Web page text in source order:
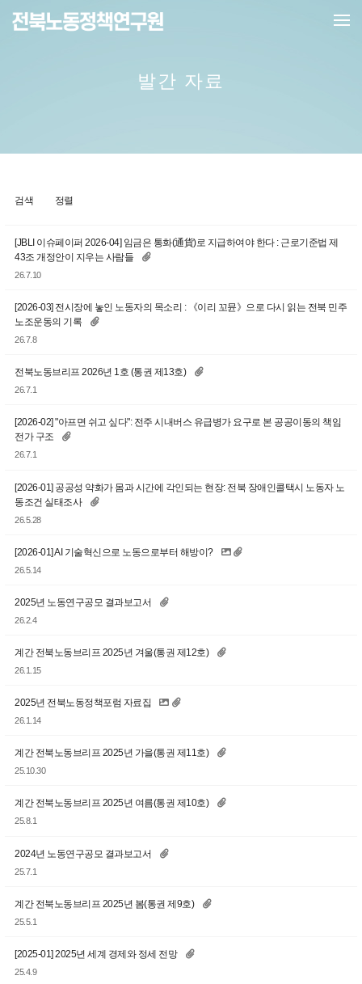
메뉴 건너뛰기
발간 자료
검색 정렬
[JBLI 이슈페이퍼 2026-04] 임금은 통화(通貨)로 지급하여야 한다 : 근로기준법 제
43조 개정안이 지우는 사람들
26.7.10
[2026-03] 전시장에 놓인 노동자의 목소리 : 《이리 꼬뮨》으로 다시 읽는 전북 민주
노조운동의 기록
26.7.8
전북노동브리프 2026년 1호 (통권 제13호)
26.7.1
[2026-02] "아프면 쉬고 싶다": 전주 시내버스 유급병가 요구로 본 공공이동의 책임
전가 구조
26.7.1
[2026-01] 공공성 약화가 몸과 시간에 각인되는 현장: 전북 장애인콜택시 노동자 노
동조건 실태조사
26.5.28
[2026-01] AI 기술혁신으로 노동으로부터 해방이?
26.5.14
2025년 노동연구공모 결과보고서
26.2.4
계간 전북노동브리프 2025년 겨울(통권 제12호)
26.1.15
2025년 전북노동정책포럼 자료집
26.1.14
계간 전북노동브리프 2025년 가을(통권 제11호)
25.10.30
계간 전북노동브리프 2025년 여름(통권 제10호)
25.8.1
2024년 노동연구공모 결과보고서
25.7.1
계간 전북노동브리프 2025년 봄(통권 제9호)
25.5.1
[2025-01] 2025년 세계 경제와 정세 전망
25.4.9